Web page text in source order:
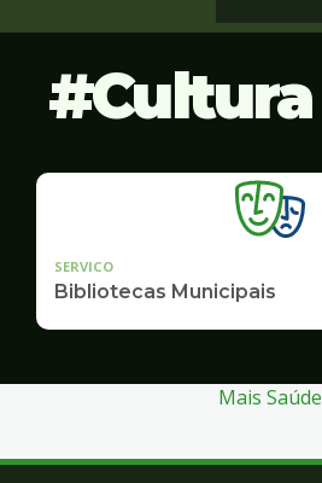
Cultura
SERVICO
Bibliotecas Municipais
Mais Saúde